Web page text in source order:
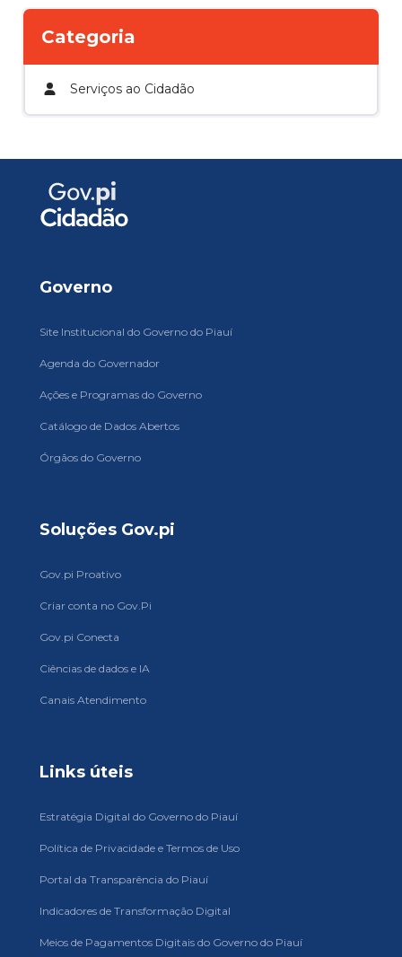
Categoria
Serviços ao Cidadão
Governo
Site Institucional do Governo do Piauí
Agenda do Governador
Ações e Programas do Governo
Catálogo de Dados Abertos
Órgãos do Governo
Soluções Gov.pi
Gov.pi Proativo
Criar conta no Gov.Pi
Gov.pi Conecta
Ciências de dados e IA
Canais Atendimento
Links úteis
Estratégia Digital do Governo do Piauí
Política de Privacidade e Termos de Uso
Portal da Transparência do Piauí
Indicadores de Transformação Digital
Meios de Pagamentos Digitais do Governo do Piauí